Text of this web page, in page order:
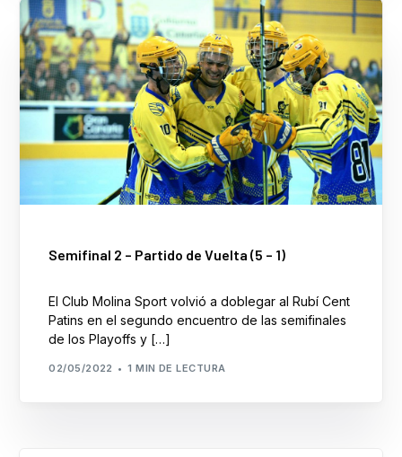
Semifinal 2 – Partido de Vuelta (5 – 1)
El Club Molina Sport volvió a doblegar al Rubí Cent
Patins en el segundo encuentro de las semifinales
de los Playoffs y […]
02/05/2022 1 MIN DE LECTURA